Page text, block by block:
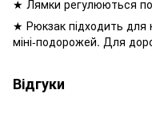
★ Лямки регулюються
★ Рюкзак підходить для
міні-подорожей. Для
Відгуки